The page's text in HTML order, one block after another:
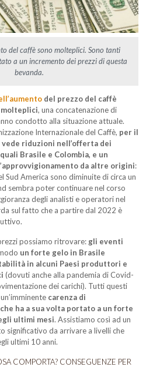
del caffè sono molteplici. Sono tanti
a un incremento dei prezzi di questa
bevanda.
del prezzo del caffè
molteplici, una concatenazione di
condotto alla situazione attuale.
Internazionale del Caffè, per il
riduzioni nell’offerta dei
Brasile e Colombia, e un
da altre origini:
Sud America sono diminuite di circa un
sembra poter continuare nel corso
degli analisti e operatori nel
sul fatto che a partire dal 2022 è
possiamo ritrovare: gli eventi
un forte gelo in Brasile
in alcuni Paesi produttori e
(dovuti anche alla pandemia di Covid-
dei carichi). Tutti questi
carenza di
che ha a sua volta portato a un forte
ultimi mesi. Assistiamo così ad un
significativo da arrivare a livelli che
ultimi 10 anni.
COMPORTA? CONSEGUENZE PER